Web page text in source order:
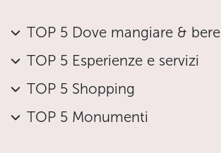
TOP 5 Dove mangiare & bere
TOP 5 Esperienze e servizi
TOP 5 Shopping
TOP 5 Monumenti